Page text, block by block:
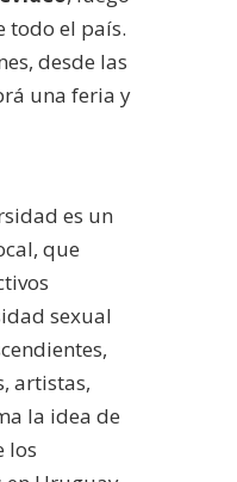
todo el país.
desde las
una feria y
es un
que
sexual
artistas,
la idea de
los